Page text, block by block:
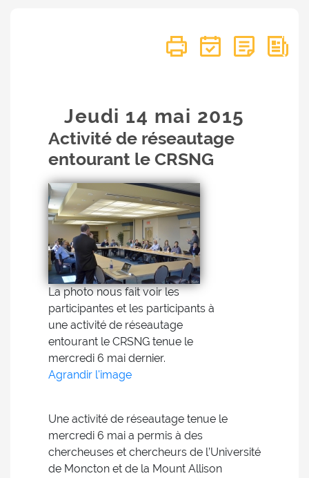
Jeudi 14 mai 2015
Activité de réseautage
entourant le CRSNG
La photo nous fait voir les
participantes et les participants à
une activité de réseautage
entourant le CRSNG tenue le
mercredi 6 mai dernier.
Agrandir l'image
Une activité de réseautage tenue le
mercredi 6 mai a permis à des
chercheuses et chercheurs de l’Université
de Moncton et de la Mount Allison